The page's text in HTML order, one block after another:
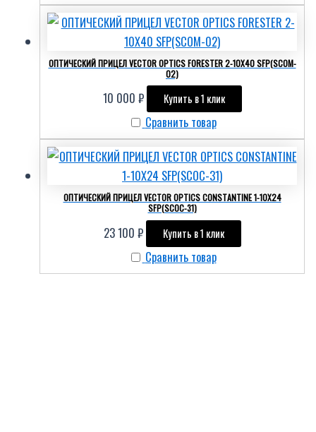
ОПТИЧЕСКИЙ ПРИЦЕЛ VECTOR OPTICS FORESTER 2-10X40 SFP(SCOM-
02)
10 000 ₽ Купить в 1 клик
Сравнить товар
ОПТИЧЕСКИЙ ПРИЦЕЛ VECTOR OPTICS CONSTANTINE 1-10X24
SFP(SCOC-31)
23 100 ₽ Купить в 1 клик
Сравнить товар